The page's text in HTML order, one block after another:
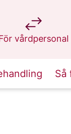
vårdpersonal
på 1177.se
Så